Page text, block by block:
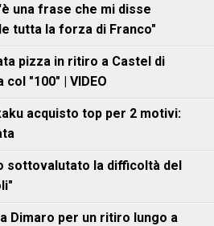
una frase che mi disse
tutta la forza di Franco"
pizza in ritiro a Castel di
"100" | VIDEO
acquisto top per 2 motivi:
sottovalutato la difficoltà del
Dimaro per un ritiro lungo a